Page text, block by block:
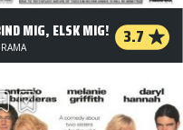
MIG, ELSK MIG! 3.7